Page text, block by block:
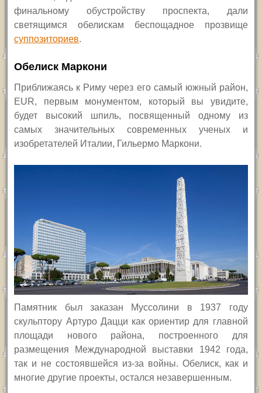
финальному обустройству проспекта, дали
светящимся обелискам беспощадное прозвище
суппозиториев.
Обелиск Маркони
Приближаясь к Риму через его самый южный район,
EUR, первым монументом, который вы увидите,
будет высокий шпиль, посвященный одному из
самых значительных современных ученых и
изобретателей Италии, Гильермо Маркони.
Памятник был заказан Муссолини в 1937 году
скульптору Артуро Дацци как ориентир для главной
площади нового района, построенного для
размещения Международной выставки 1942 года,
так и не состоявшейся из-за войны. Обелиск, как и
многие другие проекты, остался незавершенным.